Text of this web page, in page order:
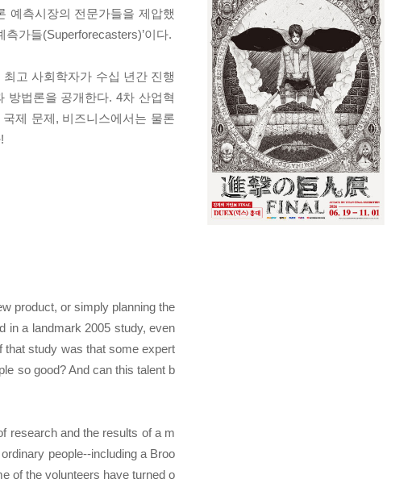
예측시장의 전문가들을 제압했
가들(Superforecasters)’이다.
고 사회학자가 수십 년간 진행
방법론을 공개한다. 4차 산업혁
제 문제, 비즈니스에서는 물론
product, or simply planning the
in a landmark 2005 study, even
that study was that some expert
so good? And can this talent b
research and the results of a m
people--including a Broo
of the volunteers have turned o